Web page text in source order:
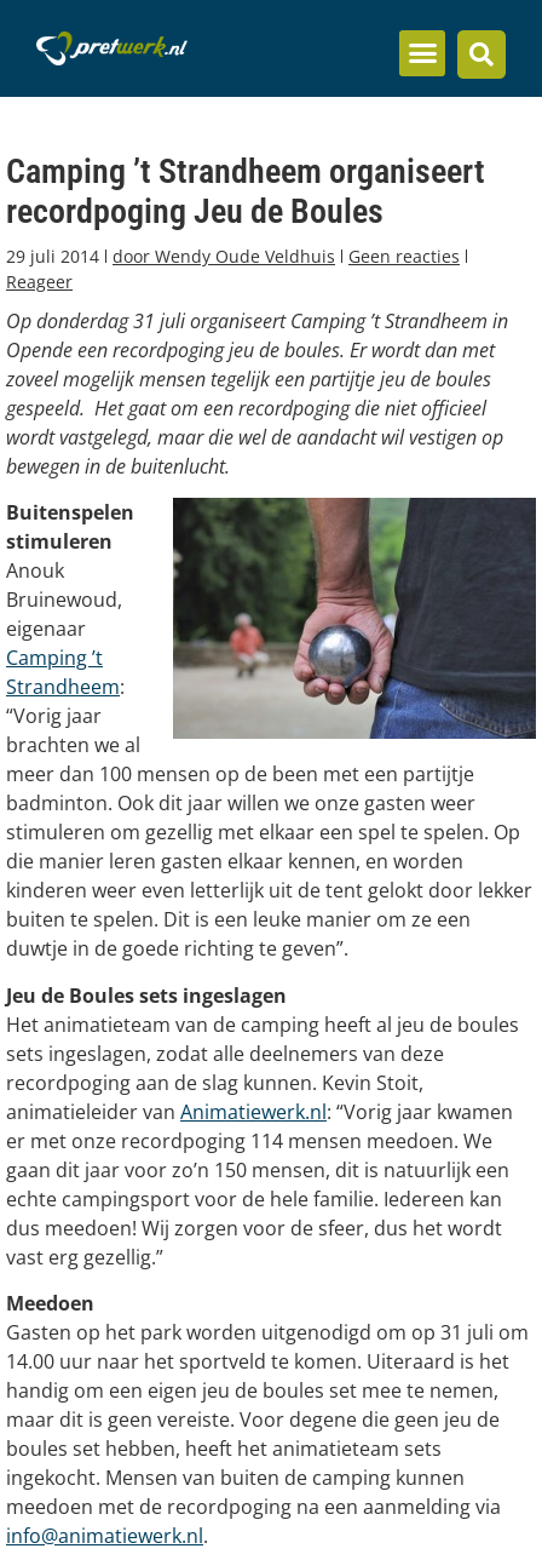
Camping ’t Strandheem organiseert
recordpoging Jeu de Boules
29 juli 2014 door Wendy Oude Veldhuis
Geen reacties
Reageer
Op donderdag 31 juli organiseert Camping ’t Strandheem in
Opende een recordpoging jeu de boules. Er wordt dan met
zoveel mogelijk mensen tegelijk een partijtje jeu de boules
gespeeld. Het gaat om een recordpoging die niet officieel
wordt vastgelegd, maar die wel de aandacht wil vestigen op
bewegen in de buitenlucht.
Buitenspelen
stimuleren
Anouk
Bruinewoud,
eigenaar
Camping ’t
Strandheem:
“Vorig jaar
brachten we al
meer dan 100 mensen op de been met een partijtje
badminton. Ook dit jaar willen we onze gasten weer
stimuleren om gezellig met elkaar een spel te spelen. Op
die manier leren gasten elkaar kennen, en worden
kinderen weer even letterlijk uit de tent gelokt door lekker
buiten te spelen. Dit is een leuke manier om ze een
duwtje in de goede richting te geven”.
Jeu de Boules sets ingeslagen
Het animatieteam van de camping heeft al jeu de boules
sets ingeslagen, zodat alle deelnemers van deze
recordpoging aan de slag kunnen. Kevin Stoit,
animatieleider van Animatiewerk.nl: “Vorig jaar kwamen
er met onze recordpoging 114 mensen meedoen. We
gaan dit jaar voor zo’n 150 mensen, dit is natuurlijk een
echte campingsport voor de hele familie. Iedereen kan
dus meedoen! Wij zorgen voor de sfeer, dus het wordt
vast erg gezellig.”
Meedoen
Gasten op het park worden uitgenodigd om op 31 juli om
14.00 uur naar het sportveld te komen. Uiteraard is het
handig om een eigen jeu de boules set mee te nemen,
maar dit is geen vereiste. Voor degene die geen jeu de
boules set hebben, heeft het animatieteam sets
ingekocht. Mensen van buiten de camping kunnen
meedoen met de recordpoging na een aanmelding via
info@animatiewerk.nl.